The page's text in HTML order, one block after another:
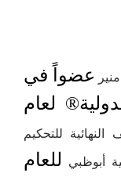
عضواً في
لعام
للتحكيم
أبوظبي
للعام